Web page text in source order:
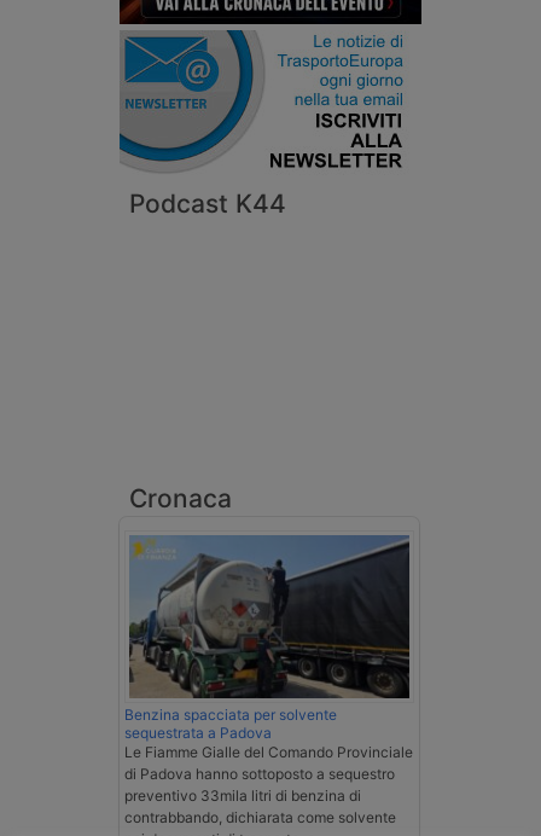
Podcast K44
Cronaca
Benzina spacciata per solvente
sequestrata a Padova
Le Fiamme Gialle del Comando Provinciale
di Padova hanno sottoposto a sequestro
preventivo 33mila litri di benzina di
contrabbando, dichiarata come solvente